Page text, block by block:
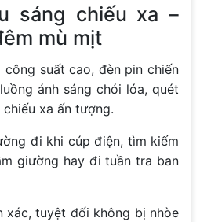
sáng chiếu xa –
mù mịt
suất cao, đèn pin chiến
ánh sáng chói lóa, quét
xa ấn tượng.
đi khi cúp điện, tìm kiếm
giường hay đi tuần tra ban
xác, tuyệt đối không bị nhòe